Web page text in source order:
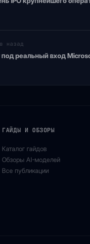
назад
реальный вход
ГАЙДЫ И ОБЗОРЫ
Каталог гайдов
Обзоры AI-моделей
Все публикации